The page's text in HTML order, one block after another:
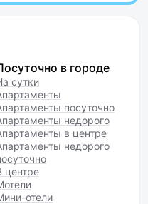
в городе
сутки
посуточно
недорого
в центре
недорого
центре
отели